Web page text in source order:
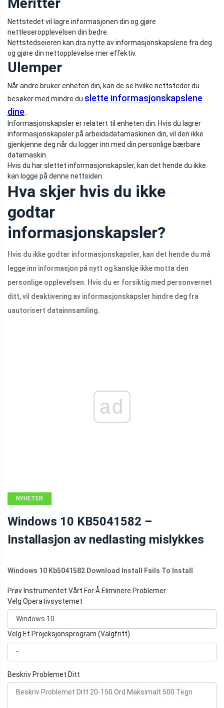
Nettstedet vil lagre informasjonen din og gjøre
nettleseropplevelsen din bedre.
Nettstedseieren kan dra nytte av informasjonskapslene fra deg
og gjøre din nettopplevelse mer effektiv.
Ulemper
Når andre bruker enheten din, kan de se hvilke nettsteder du
besøker med mindre du slette informasjonskapslene
dine
Informasjonskapsler er relatert til enheten din. Hvis du lagrer
informasjonskapsler på arbeidsdatamaskinen din, vil den ikke
gjenkjenne deg når du logger inn med din personlige bærbare
datamaskin.
Hvis du har slettet informasjonskapsler, kan det hende du ikke
kan logge på denne nettsiden.
Hva skjer hvis du ikke
godtar
informasjonskapsler?
Hvis du ikke godtar informasjonskapsler, kan det hende du må
legge inn informasjon på nytt og kanskje ikke motta den
personlige opplevelsen. Hvis du er forsiktig med personvernet
ditt, vil deaktivering av informasjonskapsler hindre deg fra
uautorisert datainnsamling.
ad
NYHETER
Windows 10 KB5041582 –
Installasjon av nedlasting mislykkes
Windows 10 Kb5041582 Download Install Fails To Install
Prøv Instrumentet Vårt For Å Eliminere Problemer
Velg Operativsystemet
Velg Et Projeksjonsprogram (Valgfritt)
Beskriv Problemet Ditt